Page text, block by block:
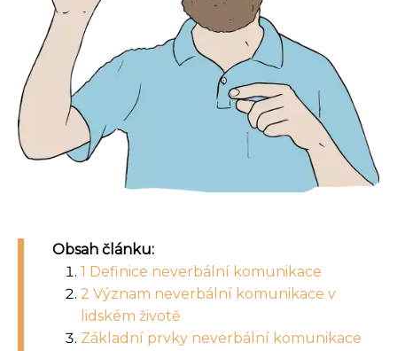
Obsah článku:
1 Definice neverbální komunikace
2 Význam neverbální komunikace v
lidském životě
Základní prvky neverbální komunikace